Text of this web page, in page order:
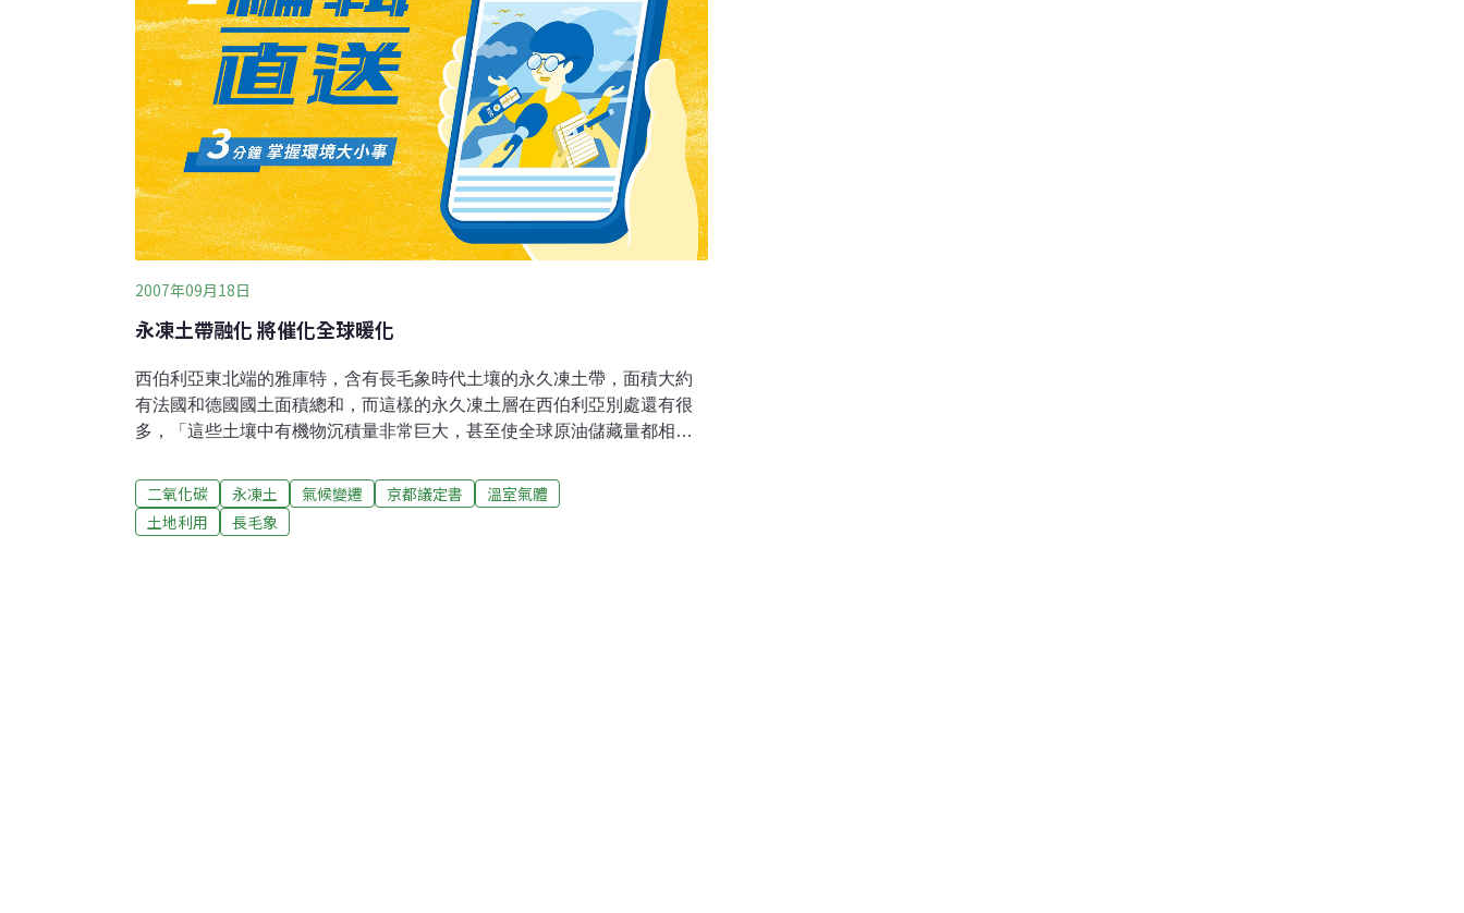
們克服了先前的技術障礙，創造
2007年09月18日
永凍土帶融化 將催化全球暖化
西伯利亞東北端的雅庫特，含有長毛象時代土壤的永久凍土帶，面積大約
有法國和德國國土面積總和，而這樣的永久凍土層在西伯利亞別處還有很
多，「這些土壤中有機物沉積量非常巨大，甚至使全球原油儲藏量都相形
表示，長毛象的排泄物和它們遺留的其他有機物已在這裡一層層地累計了
1000年，但現在，由於氣候變暖，永久凍土層開始融化，使這些史前遺跡
重喚生機。不過他認為，當永久凍土層的融化使長毛象等動物的有機遺跡
二氧化碳 永凍土 氣候變遷 京都議定書
溫室氣體
土地利用
長毛象